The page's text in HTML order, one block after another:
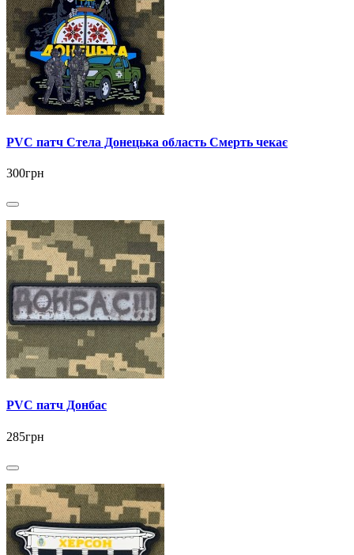
PVC патч Стела Донецька область Смерть чекає
300грн
PVC патч Донбас
285грн